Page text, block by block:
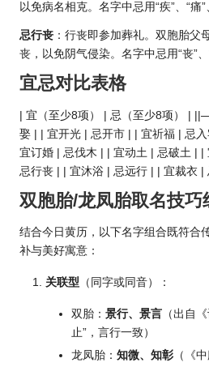
以免病名相克。名字中忌用“疾”、“痛”
忌行丧 ：行丧即参加葬礼。双胞胎父
丧，以免阴气侵染。名字中忌用“丧”、
宜忌对比表格
| 宜（至少8项） | 忌（至少8项）
娶 | | 宜开光 | 忌开市 | | 宜祈福 | 忌入
宜订婚 | 忌伐木 | | 宜动土 | 忌破土 | |
忌行丧 | | 宜沐浴 | 忌远行 | | 宜裁衣 |
双胞胎/龙凤胎取名技巧
结合今日黄历，以下名字组合既符合
补与美好寓意：
关联型 （同字或同音）：
双胎： 景行、景言 （出自
止”，言行一致）
龙凤胎： 知微、知彰 （《